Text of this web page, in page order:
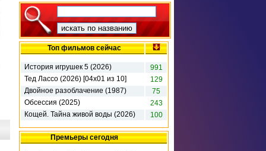
Топ фильмов сейчас
История игрушек 5 (2026)
991
Тед Лассо (2026) [04х01 из 10]
129
Двойное разоблачение (1987)
75
Обсессия (2025)
243
Кощей. Тайна живой воды (2026)
100
Премьеры сегодня